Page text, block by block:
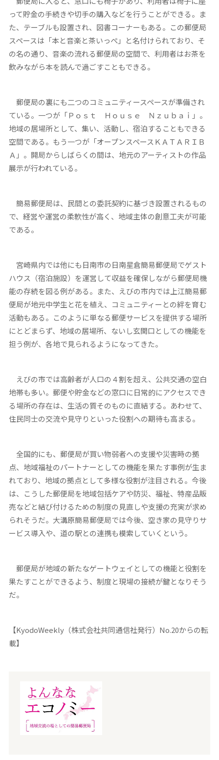
って貯金の手続きや切手の購入などを行うことができる。ま
た、テーブルも設置され、図書コーナーもある。この郵便局
スペースは「本と音楽と茶いっぺ」と名付けられており、そ
の名の通り、音楽の流れる郵便局の空間で、利用者はお茶を
飲みながら本を読んで過ごすこともできる。
郵便局の裏にも二つのコミュニティースペースが準備され
ている。一つが「Ｐｏｓｔ Ｈｏｕｓｅ Ｎｚｕｂａｉ」。
地域の居場所として、集い、活動し、宿泊することもできる
空間である。もう一つが「オープンスペースＫＡＴＡＲＩＢ
Ａ」。開局からしばらくの間は、地元のアーティストの作品
展示が行われている。
簡易郵便局は、民間との委託契約に基づき設置されるもの
で、経営や運営の柔軟性が高く、地域主体の創意工夫が可能
である。
宮崎県内では他にも日南市の日南星倉簡易郵便局でゲスト
ハウス（宿泊施設）を運営して収益を確保しながら郵便局機
能の存続を図る例がある。また、えびの市内では上江簡易郵
便局が地元中学生と花を植え、コミュニティーとの絆を育む
活動もある。このように単なる郵便サービスを提供する場所
にとどまらず、地域の居場所、ないし玄関口としての機能を
担う例が、各地で見られるようになってきた。
えびの市では高齢者が人口の４割を超え、公共交通の空白
地帯も多い。郵便や貯金などの窓口に日常的にアクセスでき
る場所の存在は、生活の質そのものに直結する。あわせて、
住民同士の交流や見守りといった役割への期待も高まる。
全国的にも、郵便局が買い物弱者への支援や災害時の拠
点、地域福祉のパートナーとしての機能を果たす事例が生ま
れており、地域の拠点として多様な役割が注目される。今後
は、こうした郵便局を地域包括ケアや防災、福祉、特産品販
売などと結び付けるための制度の見直しや支援の充実が求め
られそうだ。大溝原簡易郵便局では今後、空き家の見守りサ
ービス導入や、道の駅との連携も模索していくという。
郵便局が地域の新たなゲートウェイとしての機能と役割を
果たすことができるよう、制度と現場の接続が鍵となりそう
だ。
【KyodoWeekly（株式会社共同通信社発行）No.20からの転
載】